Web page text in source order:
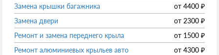
Замена крышки багажника
от 4400 ₽
Замена двери
от 2300 ₽
Ремонт и замена переднего крыла
от 1500 ₽
Ремонт алюминиевых крыльев авто
от 4300 ₽